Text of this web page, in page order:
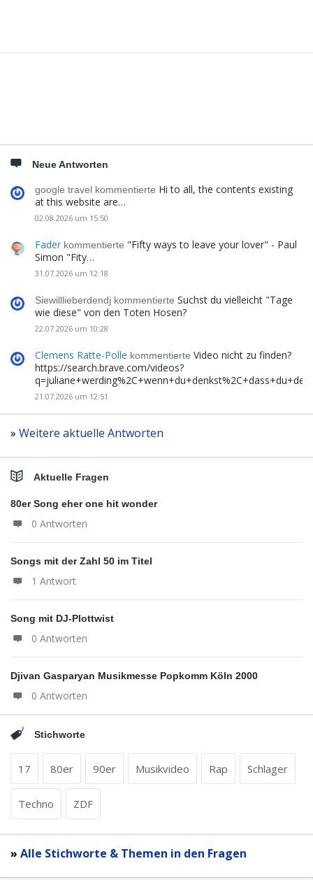
Neue Antworten
google travel kommentierte Hi to all, the contents existing
at this website are…
02.08.2026 um 15:50
Fader kommentierte "Fifty ways to leave your lover" - Paul
Simon "Fity…
31.07.2026 um 12:18
Siewilllieberdendj kommentierte Suchst du vielleicht "Tage
wie diese" von den Toten Hosen?
22.07.2026 um 10:28
Clemens Ratte-Polle kommentierte Video nicht zu finden?
https://search.brave.com/videos?
21.07.2026 um 12:51
» Weitere aktuelle Antworten
Aktuelle Fragen
80er Song eher one hit wonder
0 Antworten
Songs mit der Zahl 50 im Titel
1 Antwort
Song mit DJ-Plottwist
0 Antworten
Djivan Gasparyan Musikmesse Popkomm Köln 2000
0 Antworten
Stichworte
17 80er 90er Musikvideo Rap Schlager
Techno ZDF
» Alle Stichworte & Themen in den Fragen